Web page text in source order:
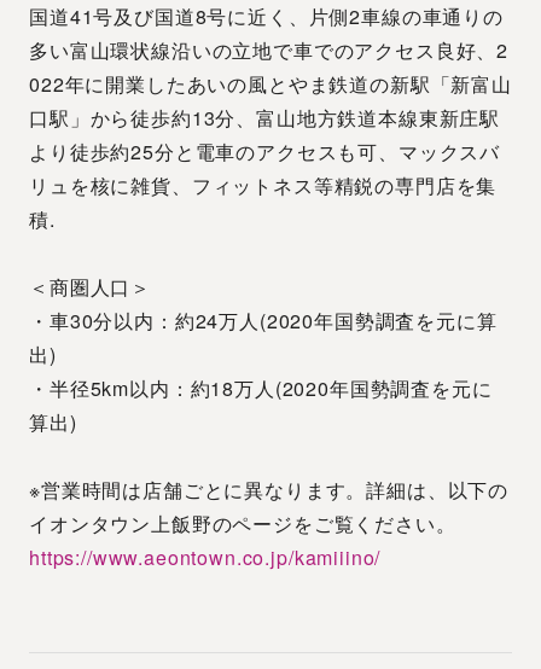
国道41号及び国道8号に近く、片側2車線の車通りの
多い富山環状線沿いの立地で車でのアクセス良好、2
022年に開業したあいの風とやま鉄道の新駅「新富山
口駅」から徒歩約13分、富山地方鉄道本線東新庄駅
より徒歩約25分と電車のアクセスも可、マックスバ
リュを核に雑貨、フィットネス等精鋭の専門店を集
積.
＜商圏人口＞
・車30分以内：約24万人(2020年国勢調査を元に算
出)
・半径5km以内：約18万人(2020年国勢調査を元に
算出)
※営業時間は店舗ごとに異なります。詳細は、以下の
イオンタウン上飯野のページをご覧ください。
https://www.aeontown.co.jp/kamiiino/